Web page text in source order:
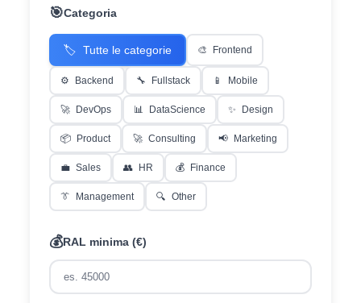
🎯Categoria
🏷️ Tutte le categorie 🎨 Frontend
⚙️ Backend 🔧 Fullstack 📱 Mobile
🚀 DevOps 📊 DataScience ✨ Design
📦 Product 🚀 Consulting 📢 Marketing
💼 Sales 👥 HR 💰 Finance
👔 Management 🔍 Other
💰RAL minima (€)